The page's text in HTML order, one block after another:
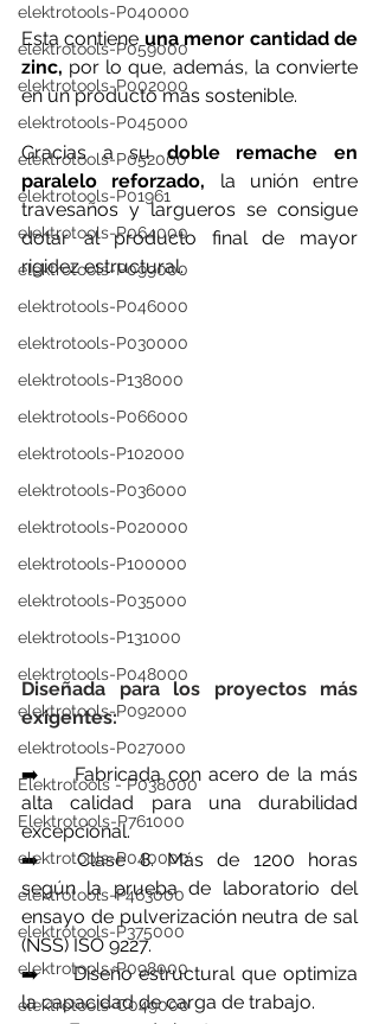
elektrotools-P040000
elektrotools-P059000
elektrotools-P002000
elektrotools-P045000
elektrotools-P052000
elektrotools-P01961
elektrotools-P064000
elektrotools-P099000
elektrotools-P046000
elektrotools-P030000
elektrotools-P138000
elektrotools-P066000
elektrotools-P102000
elektrotools-P036000
elektrotools-P020000
elektrotools-P100000
elektrotools-P035000
elektrotools-P131000
elektrotools-P048000
elektrotools-P092000
elektrotools-P027000
Elektrotools - P038000
Elektrotools-P761000
elektrotools-P040000
elektrotools-P463000
elektrotools-P375000
elektrotools-P098000
elektrotools-C049000
Esta contiene una menor cantidad de
zinc, por lo que, además, la convierte
en un producto más sostenible.
Gracias a su doble remache en
paralelo reforzado, la unión entre
travesaños y largueros se consigue
dotar al producto final de mayor
rigidez estructural.
Diseñada para los proyectos más
exigentes:
➡️ 	Fabricada con acero de la más
alta calidad para una durabilidad
excepcional.
➡️	Clase 8. Más de 1200 horas
según la prueba de laboratorio del
ensayo de pulverización neutra de sal
(NSS) ISO 9227.
➡️ 	Diseño estructural que optimiza
la capacidad de carga de trabajo.